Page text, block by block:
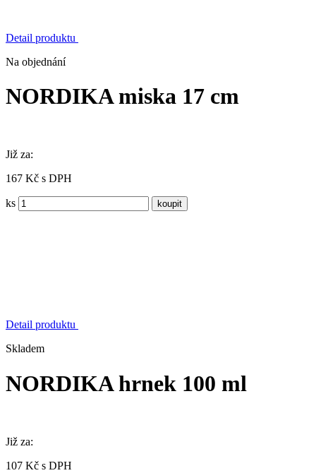
Detail produktu
Na objednání
NORDIKA miska 17 cm
Již za:
167 Kč s DPH
ks
Detail produktu
Skladem
NORDIKA hrnek 100 ml
Již za:
107 Kč s DPH